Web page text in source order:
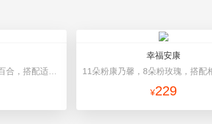
幸福安康
¥229